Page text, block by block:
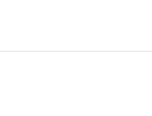
День Крещения Руси